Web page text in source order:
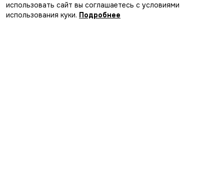
Написать
использовать сайт вы соглашаетесь с условиями
использования куки. Подробнее